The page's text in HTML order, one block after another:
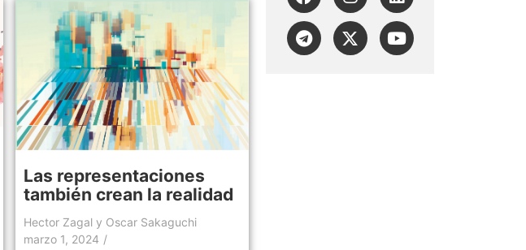
Las representaciones
también crean la realidad
Hector Zagal y Oscar Sakaguchi
marzo 1, 2024 /